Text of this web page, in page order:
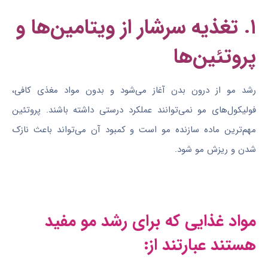
۱. تغذیه سرشار از ویتامین‌ها و
پروتئین‌ها
رشد مو از درون بدن آغاز می‌شود و بدون مواد مغذی کافی،
فولیکول‌های مو نمی‌توانند عملکرد درستی داشته باشند. پروتئین
مهم‌ترین ماده سازنده مو است و کمبود آن می‌تواند باعث نازک
شدن و ریزش مو شود.
مواد غذایی که برای رشد مو مفید
هستند عبارتند از: